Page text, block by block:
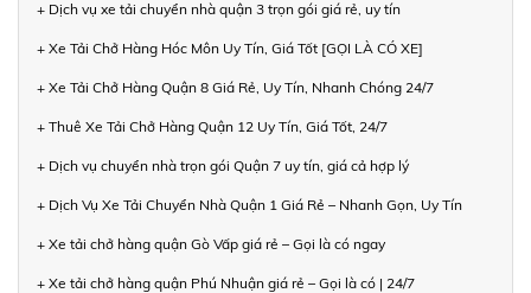
+ Dịch vụ xe tải chuyển nhà quận 3 trọn gói giá rẻ, uy tín
+ Xe Tải Chở Hàng Hóc Môn Uy Tín, Giá Tốt [GỌI LÀ CÓ XE]
+ Xe Tải Chở Hàng Quận 8 Giá Rẻ, Uy Tín, Nhanh Chóng 24/7
+ Thuê Xe Tải Chở Hàng Quận 12 Uy Tín, Giá Tốt, 24/7
+ Dịch vụ chuyển nhà trọn gói Quận 7 uy tín, giá cả hợp lý
+ Dịch Vụ Xe Tải Chuyển Nhà Quận 1 Giá Rẻ – Nhanh Gọn, Uy Tín
+ Xe tải chở hàng quận Gò Vấp giá rẻ – Gọi là có ngay
+ Xe tải chở hàng quận Phú Nhuận giá rẻ – Gọi là có | 24/7